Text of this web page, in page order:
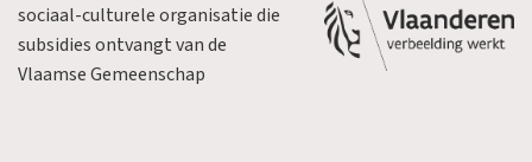
sociaal-culturele organisatie die
subsidies ontvangt van de
Vlaamse Gemeenschap